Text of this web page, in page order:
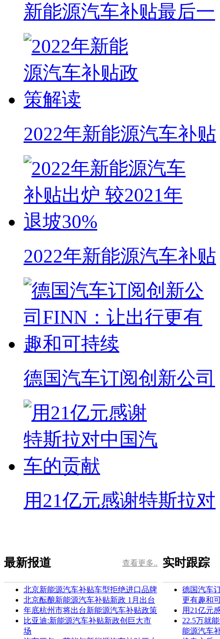
新能源汽车补贴最后一
2022年新能源汽车补贴
2022年新能源汽车补贴
德国汽车订阅创新公司
用21亿元感谢特斯拉对
查看更多..
最新报道
北京新能源汽车补贴车型拒绝进口品牌
北京酝酿新能源汽车补贴新政 1月出台
年底杭州市将出台新能源汽车补贴政策
比亚迪:新能源汽车补贴新政创巨大市
场
实时跟踪
德国汽车
更有趣和
用21亿元
22.5万就
能源汽车